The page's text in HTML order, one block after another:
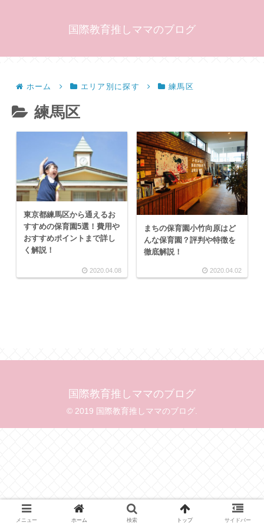
国際教育推しママのブログ
ホーム エリア別に探す 練馬区
練馬区
東京都練馬区から通えるお
すすめの保育園5選！費用や
おすすめポイントまで詳し
く解説！
2020.04.08
まちの保育園小竹向原はど
んな保育園？評判や特徴を
徹底解説！
2020.04.02
国際教育推しママのブログ
© 2019 国際教育推しママのブログ.
メニュー ホーム 検索 トップ サイドバー